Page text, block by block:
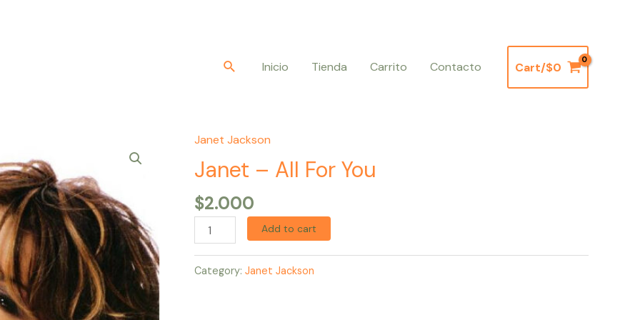
BuscarInicio Tienda Carrito Contacto Cart/$0
Janet Jackson
Janet – All For You
$2.000
Janet
All
For
You
quantity
Add to cart
Category: Janet Jackson